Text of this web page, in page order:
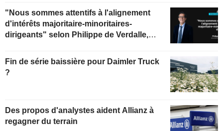
"Nous sommes attentifs à l'alignement
d'intérêts majoritaire-minoritaires-
dirigeants" selon Philippe de Verdalle,
Fin de série baissière pour Daimler Truck
?
Des propos d'analystes aident Allianz à
regagner du terrain